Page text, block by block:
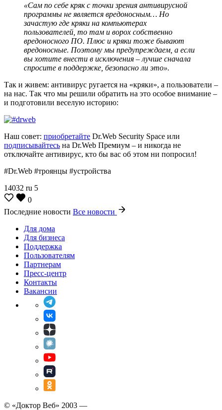
«Сам по себе кряк с точки зрения антивирусной
программы не является вредоносным… Но
зачастую где кряки на компьютерах
пользователей, то там и ворох собственно
вредоносного ПО. Плюс и кряки тоже бывают
вредоносные. Поэтому мы предупреждаем, а если
вы хотите внести в исключения – лучше сначала
спросите в поддержке, безопасно ли это».
Так и живем: антивирус ругается на «кряки», а пользователи –
на нас. Так что мы решили обратить на это особое внимание –
и подготовили веселую историю:
Наш совет: приобретайте Dr.Web Security Space или
подписывайтесь на Dr.Web Премиум – и никогда не
отключайте антивирус, кто бы вас об этом ни попросил!
#Dr.Web #троянцы #устройства
14032 ru 5
0
Последние новости Все новости
Для дома
Для бизнеса
Поддержка
Пользователям
Партнерам
Пресс-центр
Контакты
Вакансии
© «Доктор Веб» 2003 —